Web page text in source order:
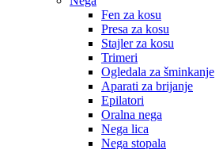
Fen za kosu
Presa za kosu
Stajler za kosu
Trimeri
Ogledala za šminkanje
Aparati za brijanje
Epilatori
Oralna nega
Nega lica
Nega stopala